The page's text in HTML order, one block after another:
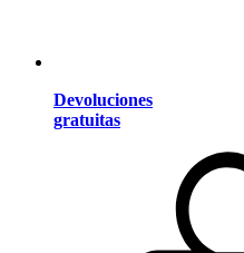
Devoluciones
gratuitas